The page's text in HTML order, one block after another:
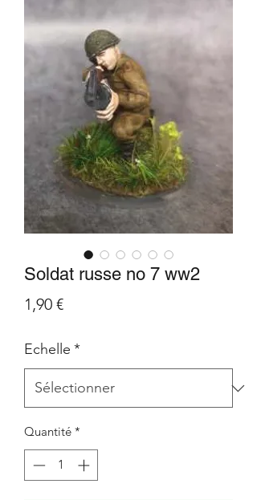
Soldat russe no 7 ww2
1,90 €Prix
Echelle *
Quantité *